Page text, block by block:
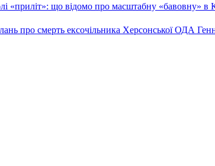
«приліт»: що відомо про масштабну «бавовну» в
про смерть ексочільника Херсонської ОДА